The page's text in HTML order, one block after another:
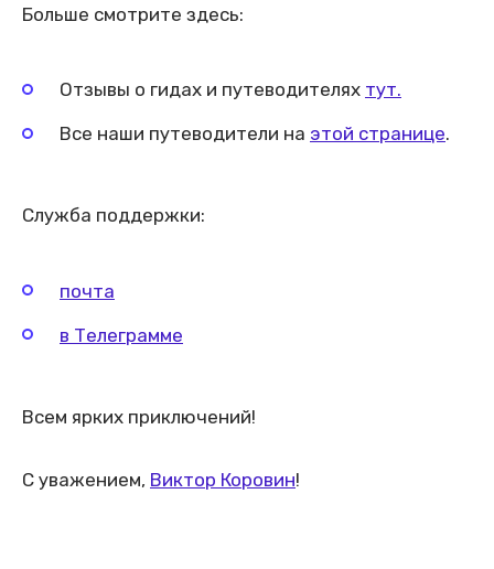
Больше смотрите здесь:
Отзывы о гидах и путеводителях тут.
Все наши путеводители на этой странице.
Служба поддержки:
почта
в Телеграмме
Всем ярких приключений!
С уважением, Виктор Коровин!